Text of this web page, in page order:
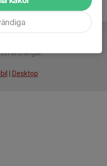
Desktop